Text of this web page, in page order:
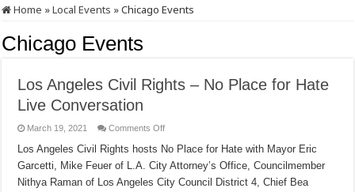
Home »Local Events »Chicago Events
Chicago Events
Los Angeles Civil Rights – No Place for Hate
Live Conversation
March 19, 2021 Comments Offon
Angeles
Civil
Rights
No
Los Angeles Civil Rights hosts No Place for Hate with Mayor Eric
Garcetti, Mike Feuer of L.A. City Attorney’s Office, Councilmember
Nithya Raman of Los Angeles City Council District 4, Chief Bea